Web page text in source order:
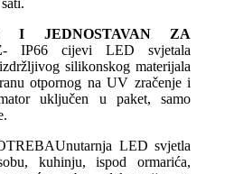
I JEDNOSTAVAN ZA
- IP66 cijevi LED svjetala
silikonskog materijala
otpornog na UV zračenje i
uključen u paket, samo
Unutarnja LED svjetla
kuhinju, ispod ormarića,